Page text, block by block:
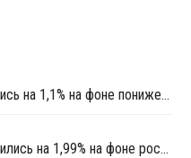
Фьючерсы ЛПНП в Китае снизились на 1,1% на фоне понижения котировок сырой нефти и вялого спроса
Фьючерсы ЛПНП в Китае увеличились на 1,99% на фоне роста котировок сырой нефти